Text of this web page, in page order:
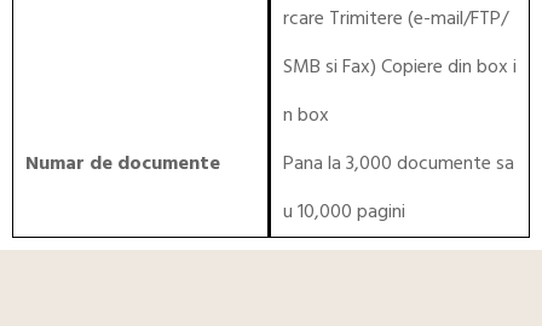
rcare Trimitere (e-mail/FTP/
SMB si Fax) Copiere din box i
n box
Numar de documente
Pana la 3,000 documente sa
u 10,000 pagini